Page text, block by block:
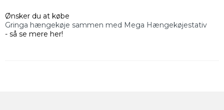
Ønsker du at købe
Gringa hængekøje sammen med Mega Hængekøjestativ
- så se mere her!